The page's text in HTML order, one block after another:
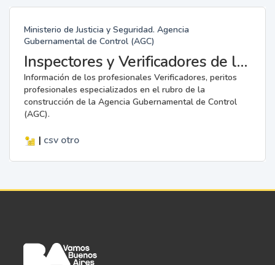
Ministerio de Justicia y Seguridad. Agencia
Gubernamental de Control (AGC)
Inspectores y Verificadores de la AGC
Información de los profesionales Verificadores, peritos
profesionales especializados en el rubro de la
construcción de la Agencia Gubernamental de Control
(AGC).
| csv otro